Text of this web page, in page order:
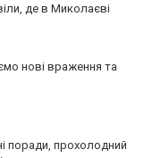
де в Миколаєві
нові враження та
поради, прохолодний